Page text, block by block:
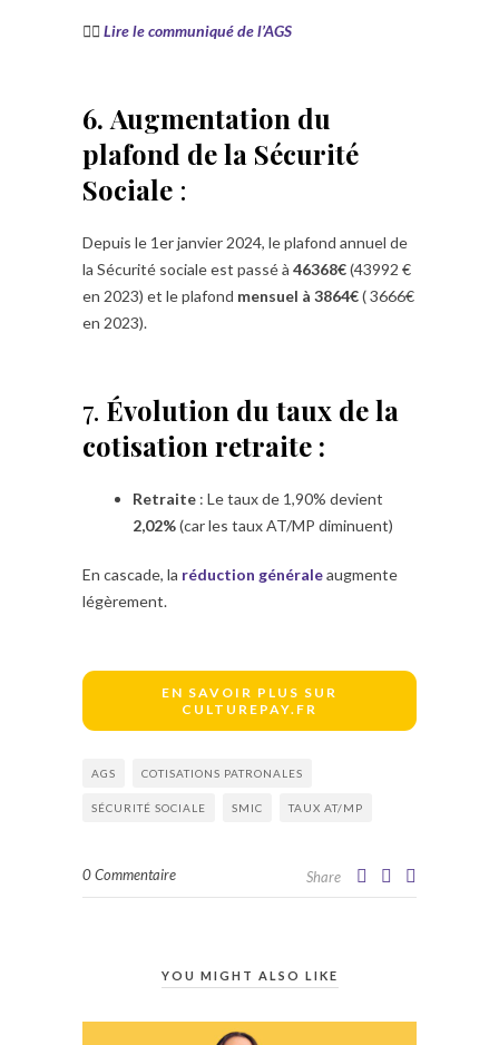
👉🏼 Lire le communiqué de l’AGS
6. Augmentation du
plafond de la Sécurité
Sociale :
Depuis le 1er janvier 2024, le plafond annuel de
la Sécurité sociale est passé à 46368€(43992 €
en 2023) et le plafond mensuel à 3864€( 3666€
en 2023).
7. Évolution du taux de la
cotisation retraite :
Retraite : Le taux de 1,90% devient
2,02%(car les taux AT/MP diminuent)
En cascade, la réduction généraleaugmente
légèrement.
EN SAVOIR PLUS SUR
CULTUREPAY.FR
AGS COTISATIONS PATRONALES
SÉCURITÉ SOCIALE SMIC TAUX AT/MP
0 Commentaire Share
YOU MIGHT ALSO LIKE